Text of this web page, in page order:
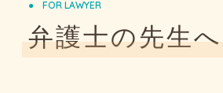
FOR LAWYER
弁護士の先生へ